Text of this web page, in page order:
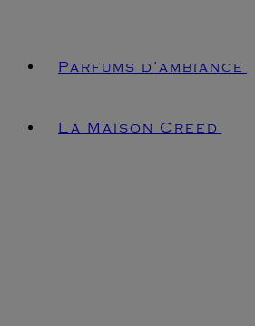
Parfums d’ambiance
La Maison Creed